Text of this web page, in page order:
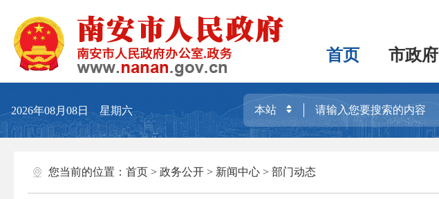
首页 市政府
2026年08月08日 星期六
您当前的位置： 首页 > 政务公开 > 新闻中心 > 部门动态